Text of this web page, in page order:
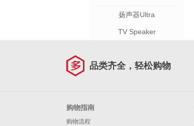
扬声器Ultra
TV Speaker
品类齐全，轻松购物
购物指南
购物流程